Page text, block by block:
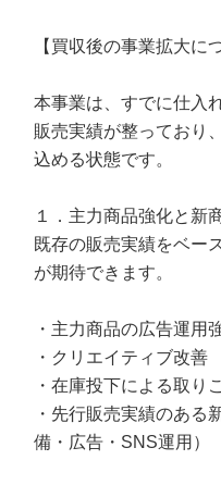
【買収後の事業拡大に
本事業は、すでに仕入
販売実績が整っており
込める状態です。
１．主力商品強化と新
既存の販売実績をベー
が期待できます。
・主力商品の広告運用
・クリエイティブ改善
・在庫投下による取り
・先行販売実績のある
備・広告・SNS運用）